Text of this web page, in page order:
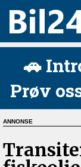
🚗
Prøv